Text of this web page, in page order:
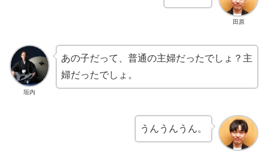
田原
垣内
あの子だって、普通の主婦だったでしょ？主
婦だったでしょ。
うんうんうん。